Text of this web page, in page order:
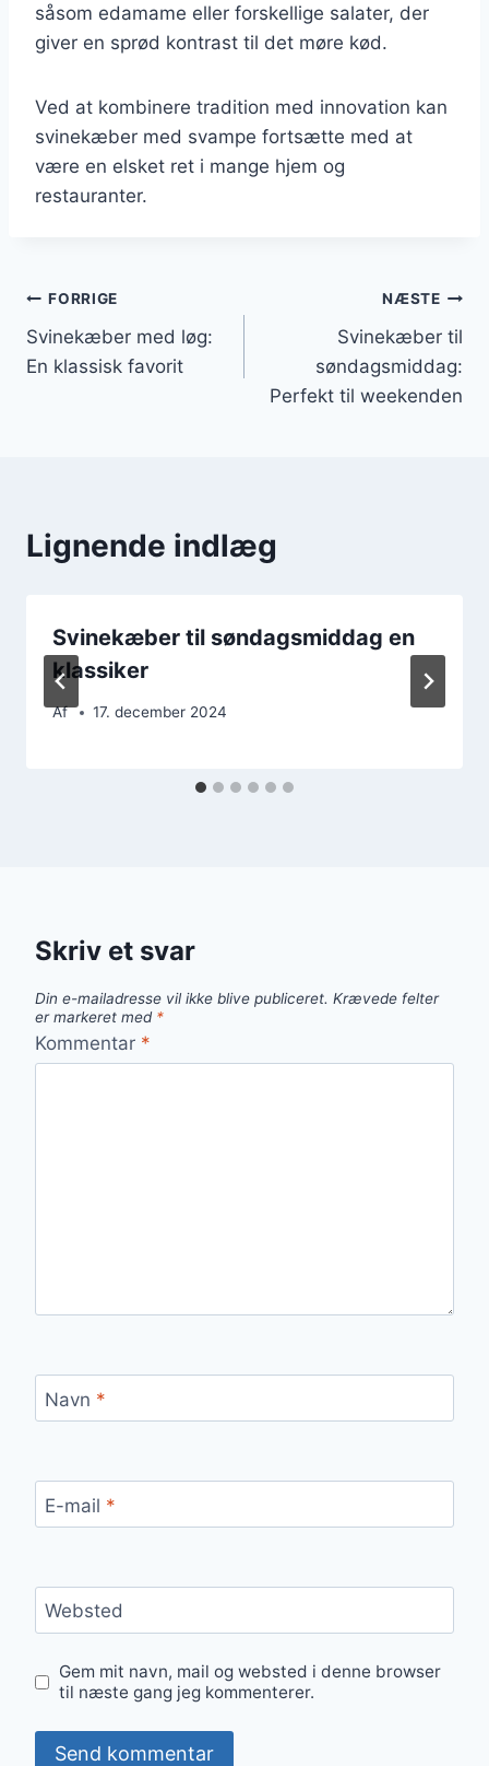
såsom edamame eller forskellige salater, der
giver en sprød kontrast til det møre kød.
Ved at kombinere tradition med innovation kan
svinekæber med svampe fortsætte med at
være en elsket ret i mange hjem og
restauranter.
Indlægsnavigation
FORRIGE
Svinekæber med løg:
En klassisk favorit
NÆSTE
Svinekæber til
søndagsmiddag:
Perfekt til weekenden
Lignende indlæg
Svinekæber til søndagsmiddag en
klassiker
Af 17. december 2024
Skriv et svar
Din e-mailadresse vil ikke blive publiceret. Krævede felter
er markeret med *
Kommentar *
Navn *
E-mail *
Websted
Gem mit navn, mail og websted i denne browser
til næste gang jeg kommenterer.